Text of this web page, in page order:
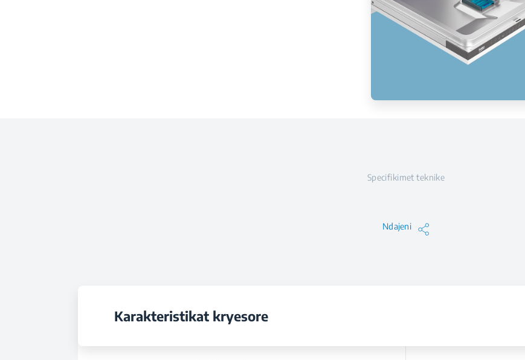
Specifikimet teknike
Ndajeni
Karakteristikat kryesore